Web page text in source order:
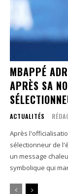
MBAPPÉ
APRÈS SA
ACTUALITÉS
Après
sélectionneur de
un message
symbolique qui